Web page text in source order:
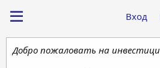
Вход
Добро пожаловать на